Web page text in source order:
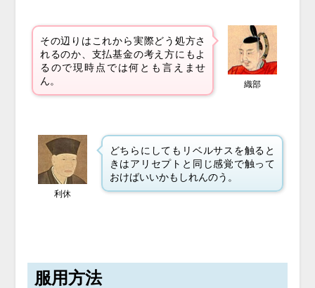
その辺りはこれから実際どう処方さ
れるのか、支払基金の考え方にもよ
るので現時点では何とも言えませ
ん。
織部
利休
どちらにしてもリベルサスを触ると
きはアリセプトと同じ感覚で触って
おけばいいかもしれんのう。
服用方法